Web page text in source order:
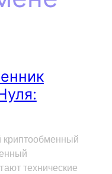
криптообменный
технические